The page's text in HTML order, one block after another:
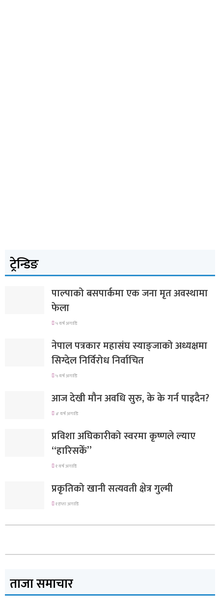
ट्रेन्डिङ
पाल्पाको बसपार्कमा एक जना मृत अवस्थामा
फेला
५ वर्ष अगाडि
नेपाल पत्रकार महासंघ स्याङ्जाको अध्यक्षमा
सिग्देल निर्विरोध निर्वाचित
५ वर्ष अगाडि
आज देखी मौन अवधि सुरु, के के गर्न पाइदैन?
४ वर्ष अगाडि
प्रविशा अघिकारीको स्वरमा कृष्णले ल्याए
“हारिसकेँ”
१ वर्ष अगाडि
प्रकृतिको खानी सत्यवती क्षेत्र गुल्मी
१ हप्ता अगाडि
ताजा समाचार